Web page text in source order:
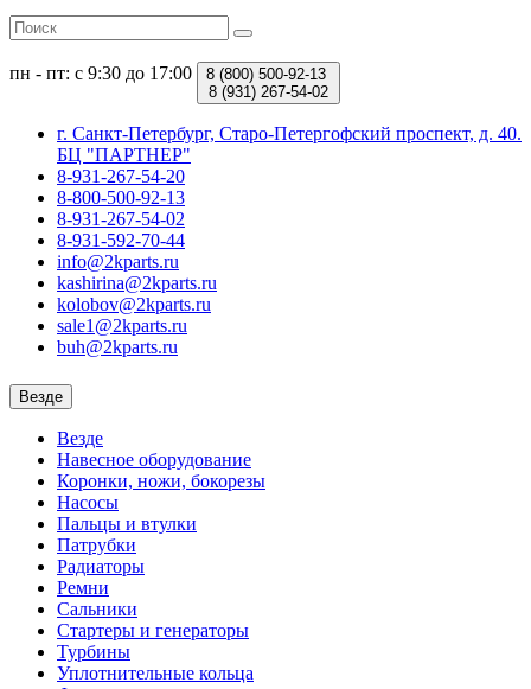
пн - пт: с 9:30 до 17:00 8 (800) 500-92-13
8 (931) 267-54-02
г. Санкт-Петербург, Старо-Петергофский проспект, д. 40.
БЦ "ПАРТНЕР"
8-931-267-54-20
8-800-500-92-13
8-931-267-54-02
8-931-592-70-44
info@2kparts.ru
kashirina@2kparts.ru
kolobov@2kparts.ru
sale1@2kparts.ru
buh@2kparts.ru
Везде
Везде
Навесное оборудование
Коронки, ножи, бокорезы
Насосы
Пальцы и втулки
Патрубки
Радиаторы
Ремни
Сальники
Стартеры и генераторы
Турбины
Уплотнительные кольца